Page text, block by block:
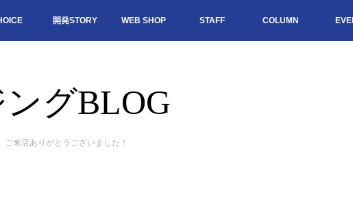
開発STORY WEB SHOP STAFF COLUMN
グBLOG
ご来店ありがとうございました！